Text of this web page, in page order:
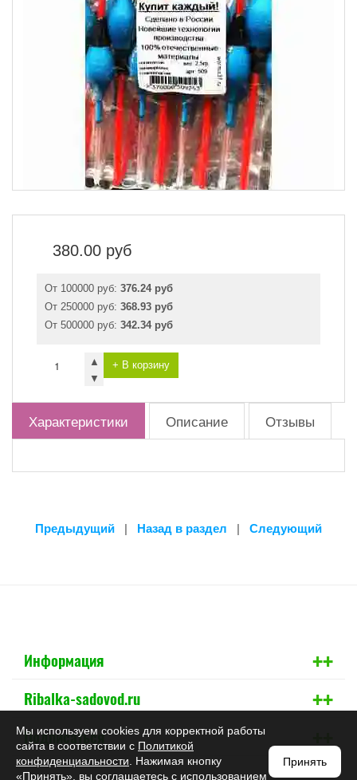
380.00 руб
От 100000 руб: 376.24 руб
От 250000 руб: 368.93 руб
От 500000 руб: 342.34 руб
▲
▼
+ В корзину
Характеристики Описание Отзывы
Предыдущий | Назад в раздел | Следующий
Информация +
+
Ribalka-sadovod.ru +
+
Подписаться +
+
Мы используем cookies для корректной работы
сайта в соответствии с Политикой
конфиденциальности . Нажимая кнопку
«Принять», вы соглашаетесь с использованием
Принять